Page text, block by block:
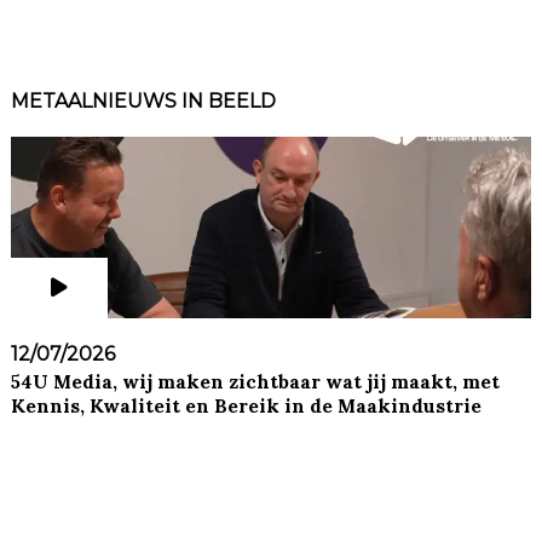
METAALNIEUWS IN BEELD
12/07/2026
54U Media, wij maken zichtbaar wat jij maakt, met
Kennis, Kwaliteit en Bereik in de Maakindustrie